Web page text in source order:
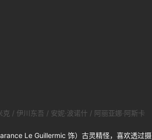
克 / 伊川东吾 / 安妮·波诺什 / 阿丽亚娜·阿斯卡
Le Guillermic 饰）古灵精怪，喜欢透过摄